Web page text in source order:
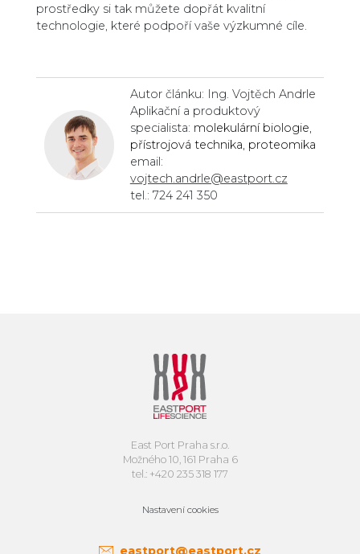
prostředky si tak můžete dopřát kvalitní
technologie, které podpoří vaše výzkumné cíle.
Autor článku: Ing. Vojtěch Andrle
Aplikační a produktový
specialista: molekulární biologie,
přístrojová technika, proteomika
email:
vojtech.andrle@eastport.cz
tel.: 724 241 350
East Port Praha s.r.o.
Možného 10, 161 Praha 6
tel.: +420 235 318 177
Nastavení cookies
eastport@eastport.cz